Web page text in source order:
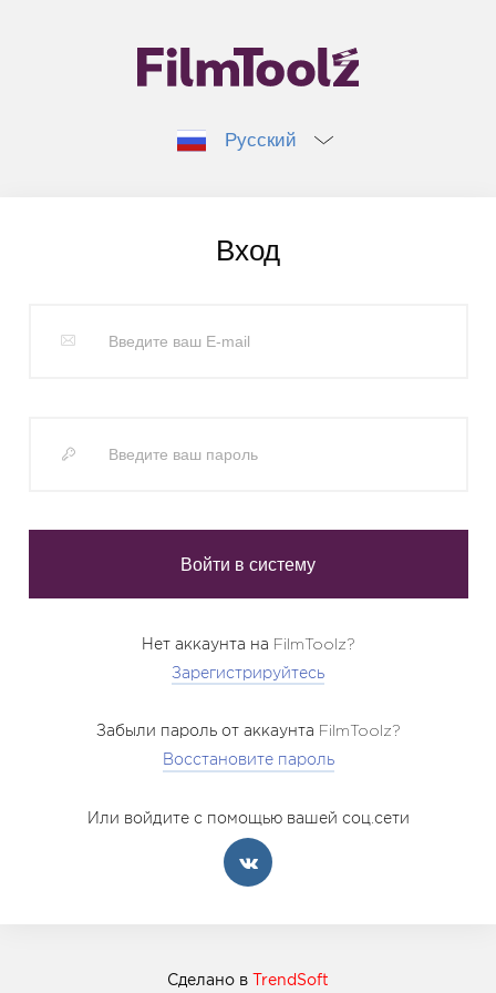
Русский
Вход
Нет аккаунта на FilmToolz?
Зарегистрируйтесь
Забыли пароль от аккаунта FilmToolz?
Восстановите пароль
Или войдите с помощью вашей соц.сети
Сделано в TrendSoft